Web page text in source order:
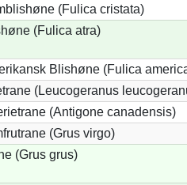
(Fulica cristata)
(Fulica atra)
Blishøne (Fulica
(Leucogeranus
(Antigone canadensis)
(Grus virgo)
(Grus grus)